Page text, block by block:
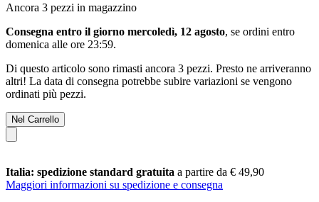
Ancora 3 pezzi in magazzino
Consegna entro il giorno mercoledì, 12 agosto, se ordini entro
domenica alle ore 23:59.
Di questo articolo sono rimasti ancora 3 pezzi. Presto ne arriveranno
altri! La data di consegna potrebbe subire variazioni se vengono
ordinati più pezzi.
Nel Carrello
Italia: spedizione standard gratuita a partire da € 49,90
Maggiori informazioni su spedizione e consegna